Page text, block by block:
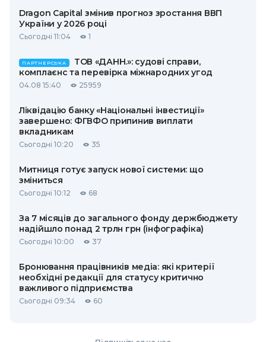
Dragon Capital змінив прогноз зростання ВВП
України у 2026 році
Сьогодні 11:04 1
ПАРТНЕРСЬКА
ТОВ «ДАНН.»: судові справи,
комплаєнс та перевірка міжнародних угод
04.08 15:40 25959
Ліквідацію банку «Національні інвестиції»
завершено: ФГВФО припинив виплати
вкладникам
Сьогодні 10:20 35
Митниця готує запуск нової системи: що
зміниться
Сьогодні 10:12 68
За 7 місяців до загального фонду держбюджету
надійшло понад 2 трлн грн (інфографіка)
Сьогодні 10:00 37
Бронювання працівників медіа: які критерії
необхідні редакції для статусу критично
важливого підприємства
Сьогодні 09:34 60